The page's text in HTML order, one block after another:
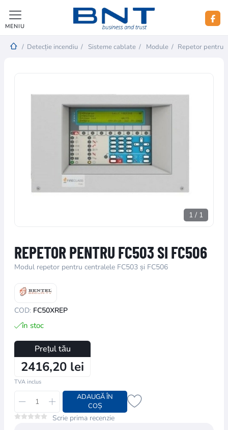
MENIU
/ Detecție incendiu / Sisteme cablate / Module / Repetor pentru
1 / 1
REPETOR PENTRU FC503 SI FC506
Modul repetor pentru centralele FC503 și FC506
COD: FC50XREP
în stoc
Prețul tău
2416,20 lei
TVA inclus
ADAUGĂ ÎN
COȘ
Scrie prima recenzie